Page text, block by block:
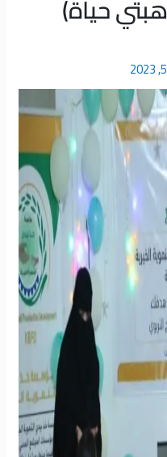
حياة)